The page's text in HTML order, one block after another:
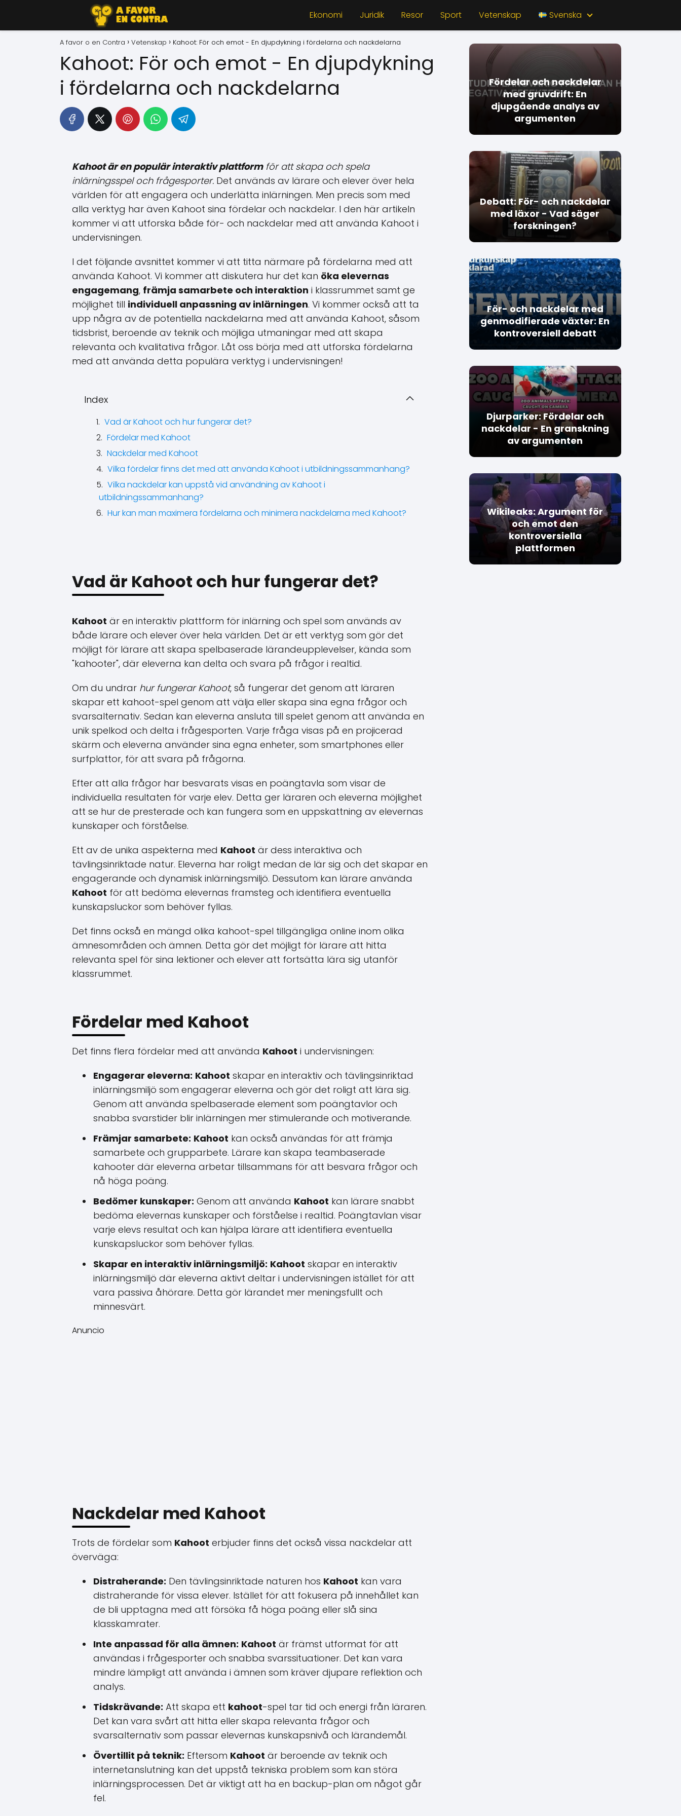
Ekonomi Juridik Resor Sport Vetenskap Svenska
A favor o en Contra Vetenskap Kahoot: För och emot - En djupdykning i fördelarna och nackdelarna
Kahoot: För och emot - En djupdykning
i fördelarna och nackdelarna
Kahoot är en populär interaktiv plattformför att skapa och spela
inlärningsspel och frågesporter. Det används av lärare och elever över hela
världen för att engagera och underlätta inlärningen. Men precis som med
alla verktyg har även Kahoot sina fördelar och nackdelar. I den här artikeln
kommer vi att utforska både för- och nackdelar med att använda Kahoot i
undervisningen.
I det följande avsnittet kommer vi att titta närmare på fördelarna med att
använda Kahoot. Vi kommer att diskutera hur det kan öka elevernas
engagemang, främja samarbete och interaktion i klassrummet samt ge
möjlighet till individuell anpassning av inlärningen. Vi kommer också att ta
upp några av de potentiella nackdelarna med att använda Kahoot, såsom
tidsbrist, beroende av teknik och möjliga utmaningar med att skapa
relevanta och kvalitativa frågor. Låt oss börja med att utforska fördelarna
med att använda detta populära verktyg i undervisningen!
Index
Vad är Kahoot och hur fungerar det?
Fördelar med Kahoot
Nackdelar med Kahoot
Vilka fördelar finns det med att använda Kahoot i utbildningssammanhang?
Vilka nackdelar kan uppstå vid användning av Kahoot i
utbildningssammanhang?
Hur kan man maximera fördelarna och minimera nackdelarna med Kahoot?
Vad är Kahoot och hur fungerar det?
Kahoot är en interaktiv plattform för inlärning och spel som används av
både lärare och elever över hela världen. Det är ett verktyg som gör det
möjligt för lärare att skapa spelbaserade lärandeupplevelser, kända som
"kahooter", där eleverna kan delta och svara på frågor i realtid.
Om du undrar hur fungerar Kahoot, så fungerar det genom att läraren
skapar ett kahoot-spel genom att välja eller skapa sina egna frågor och
svarsalternativ. Sedan kan eleverna ansluta till spelet genom att använda en
unik spelkod och delta i frågesporten. Varje fråga visas på en projicerad
skärm och eleverna använder sina egna enheter, som smartphones eller
surfplattor, för att svara på frågorna.
Efter att alla frågor har besvarats visas en poängtavla som visar de
individuella resultaten för varje elev. Detta ger läraren och eleverna möjlighet
att se hur de presterade och kan fungera som en uppskattning av elevernas
kunskaper och förståelse.
Ett av de unika aspekterna med Kahoot är dess interaktiva och
tävlingsinriktade natur. Eleverna har roligt medan de lär sig och det skapar en
engagerande och dynamisk inlärningsmiljö. Dessutom kan lärare använda
Kahoot för att bedöma elevernas framsteg och identifiera eventuella
kunskapsluckor som behöver fyllas.
Det finns också en mängd olika kahoot-spel tillgängliga online inom olika
ämnesområden och ämnen. Detta gör det möjligt för lärare att hitta
relevanta spel för sina lektioner och elever att fortsätta lära sig utanför
klassrummet.
Fördelar med Kahoot
Det finns flera fördelar med att använda Kahoot i undervisningen:
Engagerar eleverna: Kahoot skapar en interaktiv och tävlingsinriktad
inlärningsmiljö som engagerar eleverna och gör det roligt att lära sig.
Genom att använda spelbaserade element som poängtavlor och
snabba svarstider blir inlärningen mer stimulerande och motiverande.
Främjar samarbete: Kahoot kan också användas för att främja
samarbete och grupparbete. Lärare kan skapa teambaserade
kahooter där eleverna arbetar tillsammans för att besvara frågor och
nå höga poäng.
Bedömer kunskaper: Genom att använda Kahoot kan lärare snabbt
bedöma elevernas kunskaper och förståelse i realtid. Poängtavlan visar
varje elevs resultat och kan hjälpa lärare att identifiera eventuella
kunskapsluckor som behöver fyllas.
Skapar en interaktiv inlärningsmiljö: Kahoot skapar en interaktiv
inlärningsmiljö där eleverna aktivt deltar i undervisningen istället för att
vara passiva åhörare. Detta gör lärandet mer meningsfullt och
minnesvärt.
Anuncio
Nackdelar med Kahoot
Trots de fördelar som Kahoot erbjuder finns det också vissa nackdelar att
överväga:
Distraherande: Den tävlingsinriktade naturen hos Kahoot kan vara
distraherande för vissa elever. Istället för att fokusera på innehållet kan
de bli upptagna med att försöka få höga poäng eller slå sina
klasskamrater.
Inte anpassad för alla ämnen: Kahoot är främst utformat för att
användas i frågesporter och snabba svarssituationer. Det kan vara
mindre lämpligt att använda i ämnen som kräver djupare reflektion och
analys.
Tidskrävande: Att skapa ett kahoot-spel tar tid och energi från läraren.
Det kan vara svårt att hitta eller skapa relevanta frågor och
svarsalternativ som passar elevernas kunskapsnivå och lärandemål.
Övertillit på teknik: Eftersom Kahoot är beroende av teknik och
internetanslutning kan det uppstå tekniska problem som kan störa
inlärningsprocessen. Det är viktigt att ha en backup-plan om något går
fel.
Fördelar och nackdelar
med gruvdrift: En
djupgående analys av
argumenten
Debatt: För- och nackdelar
med läxor - Vad säger
forskningen?
För- och nackdelar med
genmodifierade växter: En
kontroversiell debatt
Djurparker: Fördelar och
nackdelar - En granskning
av argumenten
Wikileaks: Argument för
och emot den
kontroversiella
plattformen
Loading ...